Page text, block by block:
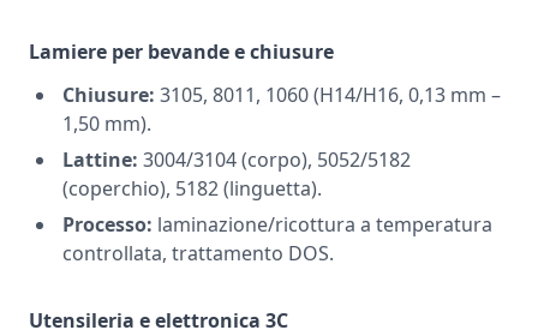
Lamiere per bevande e chiusure
Chiusure: 3105, 8011, 1060 (H14/H16, 0,13 mm –
1,50 mm).
Lattine: 3004/3104 (corpo), 5052/5182
(coperchio), 5182 (linguetta).
Processo: laminazione/ricottura a temperatura
controllata, trattamento DOS.
Utensileria e elettronica 3C